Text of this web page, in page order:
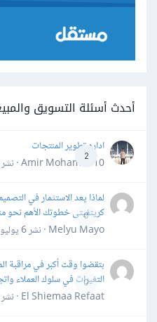
أحدث أسئلة التسويق
2
اداره تطوير المنتجات
Amir Mohamed10 · نشر
0
لماذا يعد الاستثمار في
كريتفيتى خطوتك الأهم نحو
Melyu Mayo · نشر
6 يوليو
0
بتقضوا وقت أكبر في مراقبة
التغيرات في سلوك العملاء
El Shiemaa Refaat · نشر